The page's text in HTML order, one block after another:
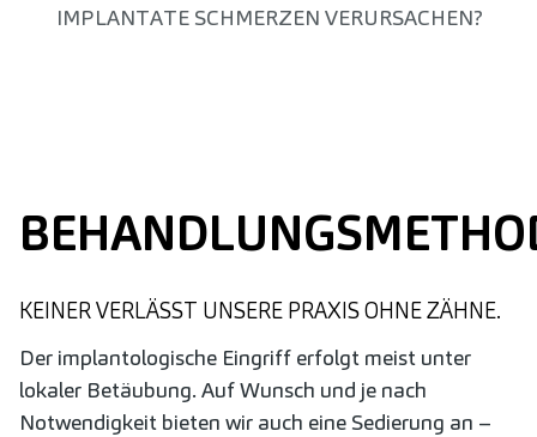
IMPLANTATE SCHMERZEN VERURSACHEN?
KEINER VERLÄSST UNSERE PRAXIS OHNE ZÄHNE.
Der implantologische Eingriff erfolgt meist unter
lokaler Betäubung. Auf Wunsch und je nach
Notwendigkeit bieten wir auch eine Sedierung an –